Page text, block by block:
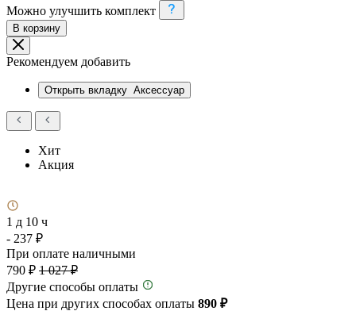
Можно улучшить комплект
В корзину
Рекомендуем добавить
Открыть вкладку Аксессуар
Хит
Акция
1 д 10 ч
- 237 ₽
При оплате наличными
790 ₽ 1 027 ₽
Другие способы оплаты
Цена при других способах оплаты 890 ₽